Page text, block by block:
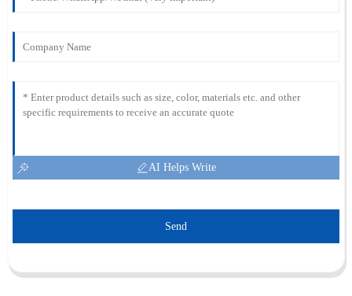
AI Helps Write
Send